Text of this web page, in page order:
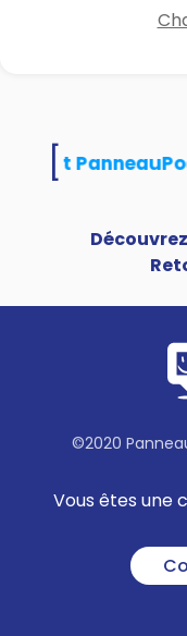
©2020
Vous êtes une